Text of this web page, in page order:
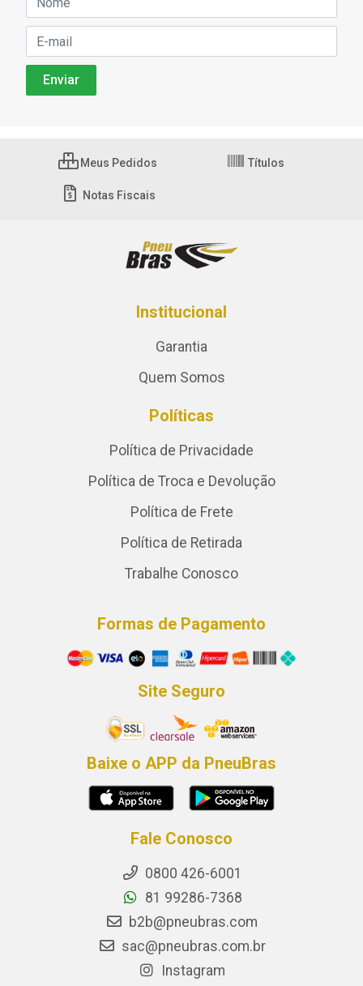
Meus Pedidos Títulos
Notas Fiscais
Institucional
Garantia
Quem Somos
Políticas
Política de Privacidade
Política de Troca e Devolução
Política de Frete
Política de Retirada
Trabalhe Conosco
Formas de Pagamento
Site Seguro
Baixe o APP da PneuBras
Fale Conosco
0800 426-6001
81 99286-7368
b2b@pneubras.com
sac@pneubras.com.br
Instagram